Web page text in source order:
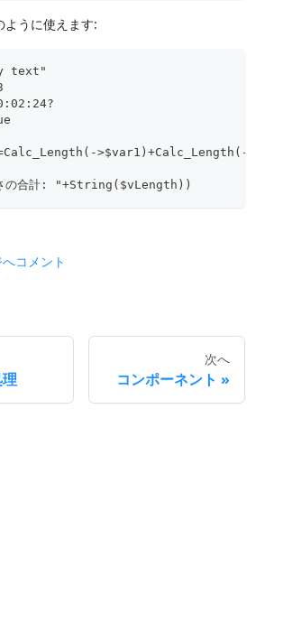
ように使えます:
text"
>$var1)+Calc_Length(-
の合計: "+String($vLength))
コメント
次へ
コンポーネント